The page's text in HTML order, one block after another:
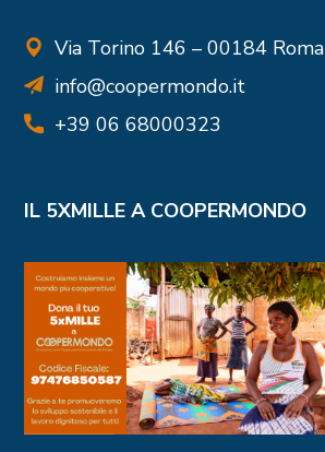
Via Torino 146 – 00184 Roma
info@coopermondo.it
+39 06 68000323
IL 5XMILLE A COOPERMONDO